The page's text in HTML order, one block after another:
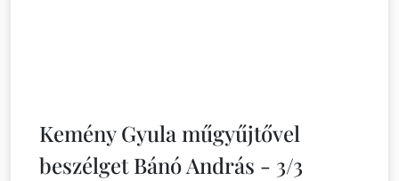
Kemény Gyula műgyűjtővel
beszélget Bánó András - 3/3